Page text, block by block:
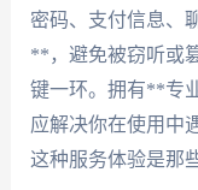
密码、支付信息、
**，避免被窃听或
键一环。拥有**专
应解决你在使用中
这种服务体验是那